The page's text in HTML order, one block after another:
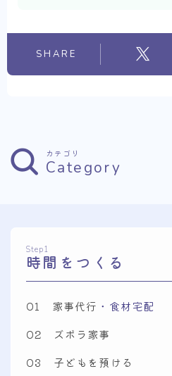
SHARE
カテゴリ
Category
Step1
時間をつくる
01 家事代行 ・食材宅配
02 ズボラ家事
03 子どもを預ける